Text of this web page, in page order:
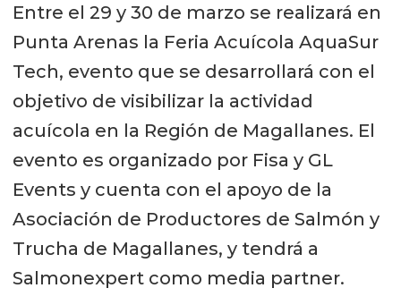
Entre el 29 y 30 de marzo se realizará en
Punta Arenas la Feria Acuícola AquaSur
Tech, evento que se desarrollará con el
objetivo de visibilizar la actividad
acuícola en la Región de Magallanes. El
evento es organizado por Fisa y GL
Events y cuenta con el apoyo de la
Asociación de Productores de Salmón y
Trucha de Magallanes, y tendrá a
Salmonexpert como media partner.